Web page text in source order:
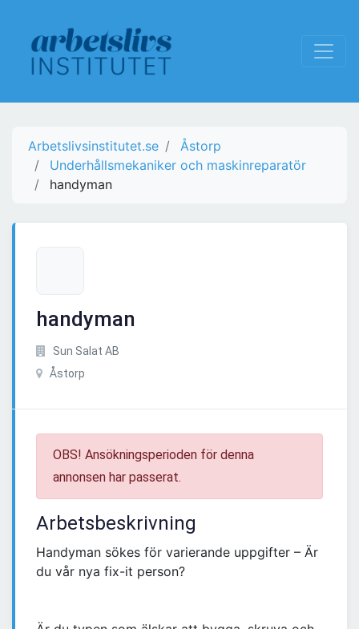
Arbetslivsinstitutet.se
Åstorp
Underhållsmekaniker och maskinreparatör
handyman
handyman
Sun Salat AB
Åstorp
OBS! Ansökningsperioden för denna
annonsen har passerat.
Arbetsbeskrivning
Handyman sökes för varierande uppgifter – Är
du vår nya fix-it person?